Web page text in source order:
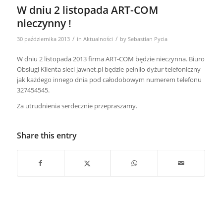
W dniu 2 listopada ART-COM
nieczynny !
30 października 2013 / in Aktualności / by Sebastian Pycia
W dniu 2 listopada 2013 firma ART-COM będzie nieczynna. Biuro
Obsługi Klienta sieci jawnet.pl będzie pełniło dyżur telefoniczny
jak każdego innego dnia pod całodobowym numerem telefonu
327454545.
Za utrudnienia serdecznie przepraszamy.
Share this entry